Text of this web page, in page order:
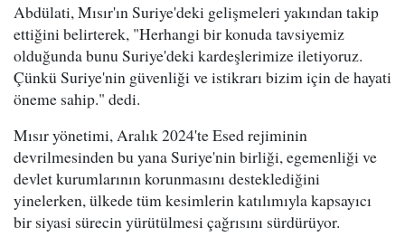
Abdülati, Mısır'ın Suriye'deki gelişmeleri yakından takip
ettiğini belirterek, "Herhangi bir konuda tavsiyemiz
olduğunda bunu Suriye'deki kardeşlerimize iletiyoruz.
Çünkü Suriye'nin güvenliği ve istikrarı bizim için de hayati
öneme sahip." dedi.
Mısır yönetimi, Aralık 2024'te Esed rejiminin
devrilmesinden bu yana Suriye'nin birliği, egemenliği ve
devlet kurumlarının korunmasını desteklediğini
yinelerken, ülkede tüm kesimlerin katılımıyla kapsayıcı
bir siyasi sürecin yürütülmesi çağrısını sürdürüyor.